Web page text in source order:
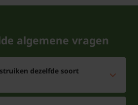
algemene vragen
dezelfde soort